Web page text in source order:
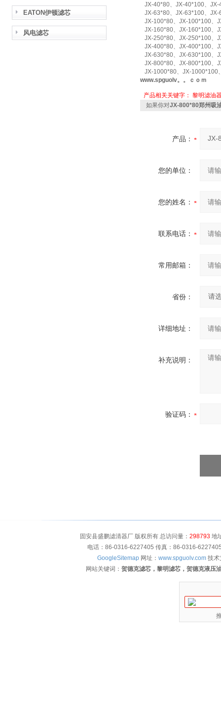
EATON伊顿滤芯
风电滤芯
JX-40*80、JX-40*100、JX-
JX-63*80、JX-63*100、JX-
JX-100*80、JX-100*100、
JX-160*80、JX-160*100、
JX-250*80、JX-250*100、
JX-400*80、JX-400*100、
JX-630*80、JX-630*100、
JX-800*80、JX-800*100、
JX-1000*80、JX-1000*100
www.spguolv。。ｃｏｍ
产品相关关键字： 黎明滤油
如果你对JX-800*80郑州吸
产品：
您的单位：
您的姓名：
联系电话：
常用邮箱：
省份：
详细地址：
补充说明：
验证码：
固安县盛鹏滤清器厂 版权所有 总访问量： 298793地
电话：86-0316-6227405 传真：86-0316-
GoogleSitemap 网址： www.spguolv.com 技术
网站关键词： 贺德克滤芯，黎明滤芯，贺德克液压